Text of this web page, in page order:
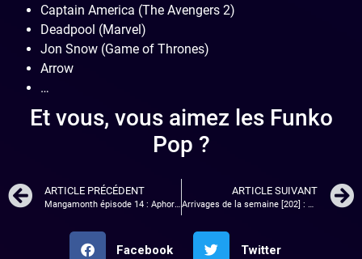
Captain America (The Avengers 2)
Deadpool (Marvel)
Jon Snow (Game of Thrones)
Arrow
…
Et vous, vous aimez les Funko
Pop ?
ARTICLE PRÉCÉDENT
Mangamonth épisode 14 : Aphorism, Prisonnier Riku…
ARTICLE SUIVANT
Arrivages de la semaine [202] : PES 2016, Destiny le roi des corrompus…
Facebook Twitter